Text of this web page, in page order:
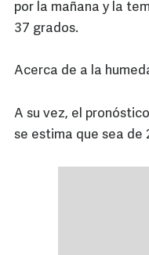
por la mañana y la
37 grados.
Acerca de a la
A su vez, el
se estima que sea de